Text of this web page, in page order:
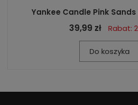
Yankee Candle Pink Sands
39,99 zł Rabat:
Do koszyka